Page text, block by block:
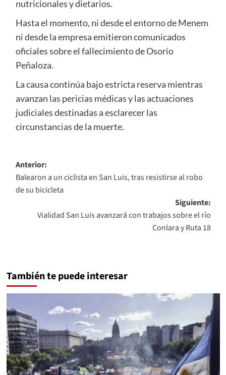
nutricionales y dietarios.
Hasta el momento, ni desde el entorno de Menem
ni desde la empresa emitieron comunicados
oficiales sobre el fallecimiento de Osorio
Peñaloza.
La causa continúa bajo estricta reserva mientras
avanzan las pericias médicas y las actuaciones
judiciales destinadas a esclarecer las
circunstancias de la muerte.
Navegación
de
entradas
Anterior:
Balearon a un ciclista en San Luis, tras resistirse al robo
de su bicicleta
Siguiente:
Vialidad San Luis avanzará con trabajos sobre el río
Conlara y Ruta 18
También te puede interesar